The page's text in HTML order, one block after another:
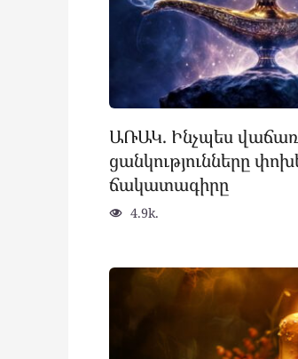
ԱՌԱԿ. Ինչպես
ցանկությունները
ճակատագիրը
4.9k.